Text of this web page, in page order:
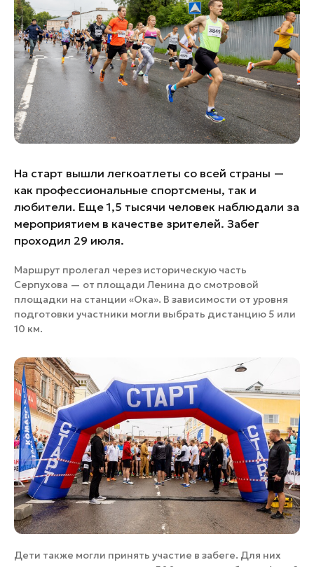
Банные комплексы
Горнолыжные клубы
Спецпроекты
Инвестиционный портал
Федоскинская фабрика
Пикник в Подмосковье
Золотое кольцо России
Войти
Особо охраняемые
природные территории
На старт вышли легкоатлеты со всей страны —
как профессиональные спортсмены, так и
любители. Еще 1,5 тысячи человек наблюдали за
мероприятием в качестве зрителей. Забег
проходил 29 июля.
Маршрут пролегал через историческую часть
Серпухова — от площади Ленина до смотровой
площадки на станции «Ока». В зависимости от уровня
подготовки участники могли выбрать дистанцию 5 или
10 км.
Дети также могли принять участие в забеге. Для них